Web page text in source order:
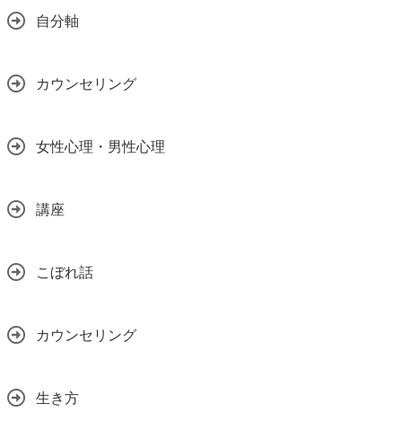
自分軸
カウンセリング
女性心理・男性心理
講座
こぼれ話
カウンセリング
生き方